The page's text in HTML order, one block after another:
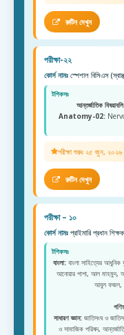
রুটিন দেখুন
পরীক্ষা-২২
কোর্স নামঃ স্পেশাল বিসিএস
টপিকসঃ
আন্তর্জাতিক
Anatomy-02:
পরীক্ষা শুরুঃ ২৫ জুন, ২০২৬
রুটিন দেখুন
পরীক্ষা – ১০
কোর্স নামঃ প্রাইমারি প্রধান
টপিকসঃ
বাংলা:বাংলা সাহিত্যের
আনোয়ার পাশা, আল মাহমুদ,
আবুল ফজল,
সাধারণ জ্ঞান: জাতিসংঘ ও
ও সামাজিক পরিষদ,